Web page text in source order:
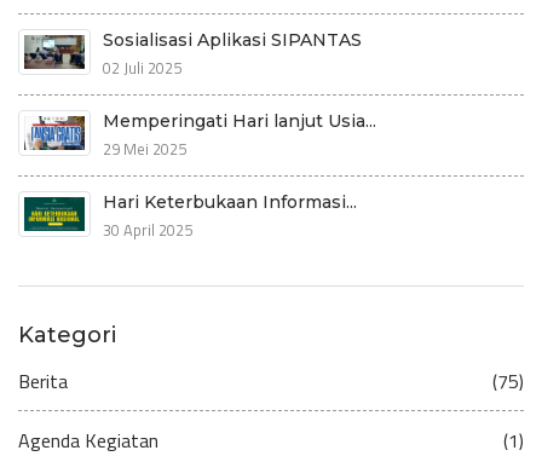
Sosialisasi Aplikasi SIPANTAS
02 Juli 2025
Memperingati Hari lanjut Usia...
29 Mei 2025
Hari Keterbukaan Informasi...
30 April 2025
Kategori
Berita (75)
Agenda Kegiatan (1)